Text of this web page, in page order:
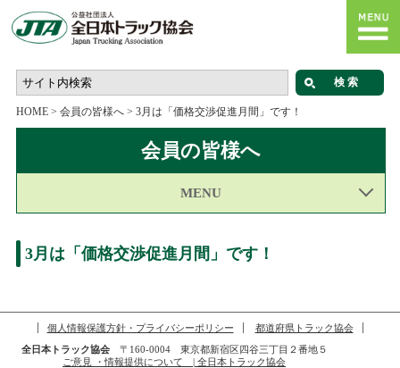
HOME> 会員の皆様へ> 3月は「価格交渉促進月間」です！
会員の皆様へ
MENU
3月は「価格交渉促進月間」です！
個人情報保護方針・プライバシーポリシー
都道府県トラック協会
全日本トラック協会〒160-0004 東京都新宿区四谷三丁目２番地５
ご意見 ・情報提供について | 全日本トラック協会